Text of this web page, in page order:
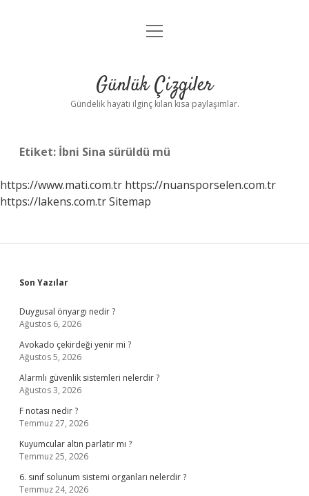
Anasayfa
Yasal Uyarı
menüyü
Günlük Çizgiler
Gündelik hayatı ilginç kılan kısa paylaşımlar.
Etiket: İbni Sina sürüldü mü
https://www.mati.com.tr https://nuansporselen.com.tr
https://lakens.com.trSitemap
Sidebar
Son Yazılar
Duygusal önyargı nedir ?
Ağustos 6, 2026
Avokado çekirdeği yenir mi ?
Ağustos 5, 2026
Alarmlı güvenlik sistemleri nelerdir ?
Ağustos 3, 2026
F notası nedir ?
Temmuz 27, 2026
Kuyumcular altın parlatır mı ?
Temmuz 25, 2026
6. sınıf solunum sistemi organları nelerdir ?
Temmuz 24, 2026